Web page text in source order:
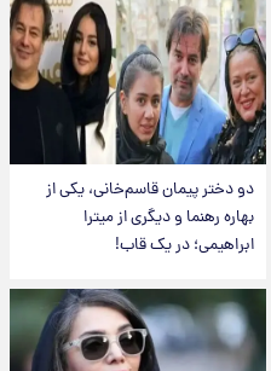
دو دختر پیمان قاسم‌خانی، یکی از
بهاره رهنما و دیگری از میترا
ابراهیمی؛ در یک قاب!